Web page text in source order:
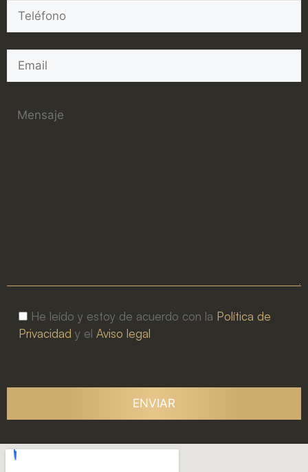
He leído y estoy de acuerdo con la Política de
Privacidad y el Aviso legal